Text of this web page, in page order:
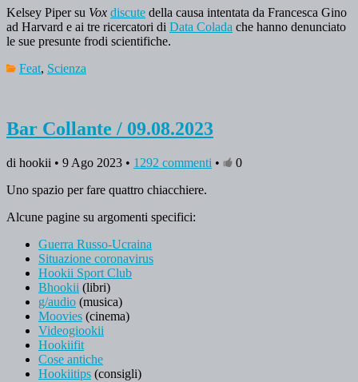
Kelsey Piper su Vox discute della causa intentata da Francesca Gino
ad Harvard e ai tre ricercatori di Data Colada che hanno denunciato
le sue presunte frodi scientifiche.
Feat, Scienza
Bar Collante / 09.08.2023
di hookii • 9 Ago 2023 • 1292 commenti •
0
Uno spazio per fare quattro chiacchiere.
Alcune pagine su argomenti specifici:
Guerra Russo-Ucraina
Situazione coronavirus
Hookii Sport Club
Bhookii (libri)
g/audio (musica)
Moovies (cinema)
Videogiookii
Hookiifit
Cose antiche
Hookiitips (consigli)